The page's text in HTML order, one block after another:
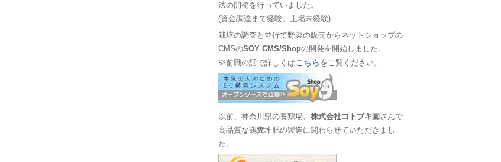
法の開発を行っていました。
(資金調達まで経験。上場未経験)
栽培の調査と並行で野菜の販売からネットショップの
CMSのSOY CMS/Shopの開発を開始しました。
※前職の話で詳しくは こちら をご覧ください。
以前、神奈川県の養鶏場、株式会社コトブキ園 さんで
高品質な鶏糞堆肥の製造に関わらせていただきまし
た。